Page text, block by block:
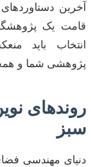
آخرین
قامت یک
انتخاب باید
پژوهشی شما و
روندهای
سبز
دنیای مهندسی